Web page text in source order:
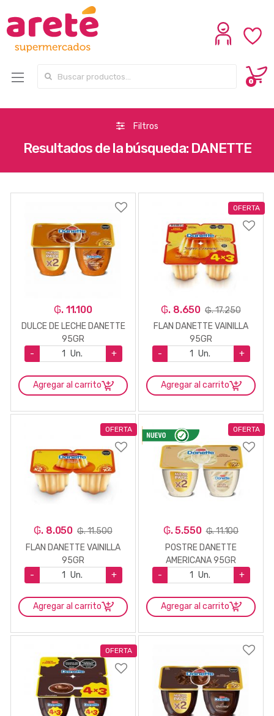
Search for:
0
Filtros
Resultados de la búsqueda: DANETTE
₲. 11.100
DULCE DE LECHE DANETTE
95GR
-
Un. +
Agregar al carrito
OFERTA
₲. 8.650 ₲. 17.250
FLAN DANETTE VAINILLA
95GR
-
Un. +
Agregar al carrito
OFERTA
₲. 8.050 ₲. 11.500
FLAN DANETTE VAINILLA
95GR
-
Un. +
Agregar al carrito
OFERTA
₲. 5.550 ₲. 11.100
POSTRE DANETTE
AMERICANA 95GR
-
Un. +
Agregar al carrito
OFERTA